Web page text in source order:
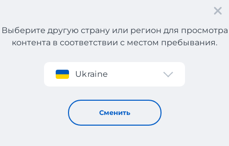
Регистрация
Выберите другую страну или регион для просмотра
контента в соответствии с местом пребывания.
Ukraine
Сменить
CHAUSS EXPO